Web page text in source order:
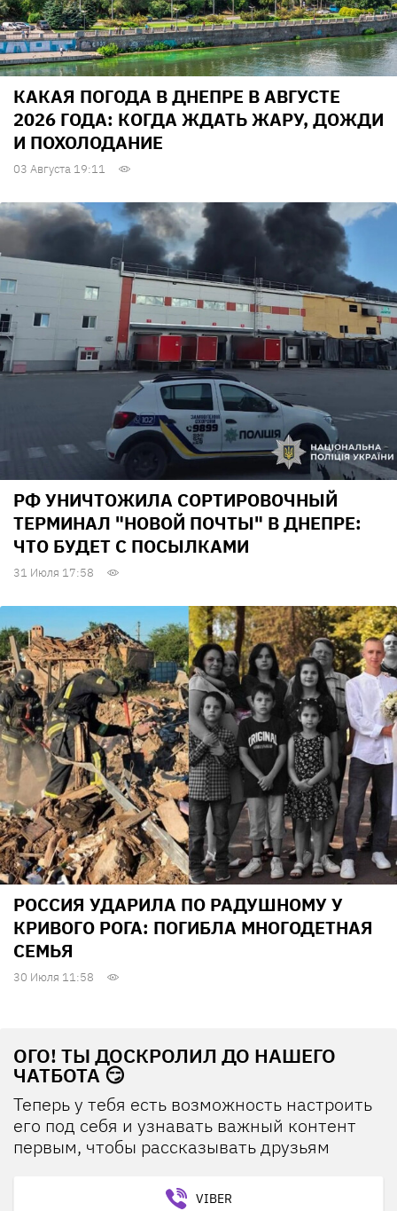
КАКАЯ ПОГОДА В ДНЕПРЕ В АВГУСТЕ
2026 ГОДА: КОГДА ЖДАТЬ ЖАРУ, ДОЖДИ
И ПОХОЛОДАНИЕ
03 Августа 19:11
РФ УНИЧТОЖИЛА СОРТИРОВОЧНЫЙ
ТЕРМИНАЛ "НОВОЙ ПОЧТЫ" В ДНЕПРЕ:
ЧТО БУДЕТ С ПОСЫЛКАМИ
31 Июля 17:58
РОССИЯ УДАРИЛА ПО РАДУШНОМУ У
КРИВОГО РОГА: ПОГИБЛА МНОГОДЕТНАЯ
СЕМЬЯ
30 Июля 11:58
ОГО! ТЫ ДОСКРОЛИЛ ДО НАШЕГО
ЧАТБОТА 😏
Теперь у тебя есть возможность настроить
его под себя и узнавать важный контент
первым, чтобы рассказывать друзьям
VIBER